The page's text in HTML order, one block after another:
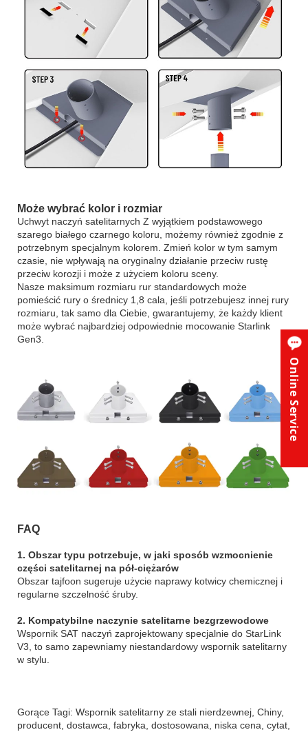
Może wybrać kolor i rozmiar
Uchwyt naczyń satelitarnych Z wyjątkiem podstawowego
szarego białego czarnego koloru, możemy również zgodnie z
potrzebnym specjalnym kolorem. Zmień kolor w tym samym
czasie, nie wpływają na oryginalny działanie przeciw rustę
przeciw korozji i może z użyciem koloru sceny.
Nasze maksimum rozmiaru rur standardowych może
pomieścić rury o średnicy 1,8 cala, jeśli potrzebujesz innej rury
rozmiaru, tak samo dla Ciebie, gwarantujemy, że każdy klient
może wybrać najbardziej odpowiednie mocowanie Starlink
Gen3.
FAQ
1. Obszar typu potrzebuje, w jaki sposób wzmocnienie
części satelitarnej na pół-ciężarów
Obszar tajfoon sugeruje użycie naprawy kotwicy chemicznej i
regularne szczelność śruby.
2. Kompatybilne naczynie satelitarne bezgrzewodowe
Wspornik SAT naczyń zaprojektowany specjalnie do StarLink
V3, to samo zapewniamy niestandardowy wspornik satelitarny
w stylu.
Gorące Tagi: Wspornik satelitarny ze stali nierdzewnej, Chiny,
producent, dostawca, fabryka, dostosowana, niska cena, cytat,
Online Service